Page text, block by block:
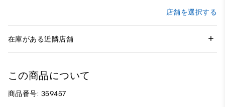
店舗を選択する
在庫がある近隣店舗
この商品について
商品番号: 359457